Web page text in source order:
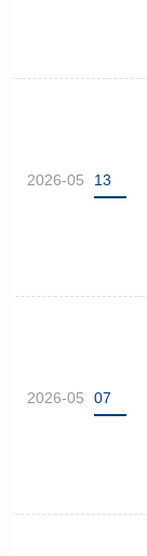
2026-05 13
2026-05 07